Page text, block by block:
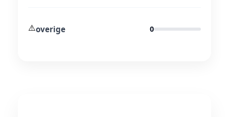
⚠️overige 0